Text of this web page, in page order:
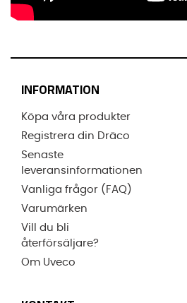
INFORMATION
Köpa våra produkter
Registrera din Dräco
Senaste
leveransinformationen
Vanliga frågor (FAQ)
Varumärken
Vill du bli
återförsäljare?
Om Uveco